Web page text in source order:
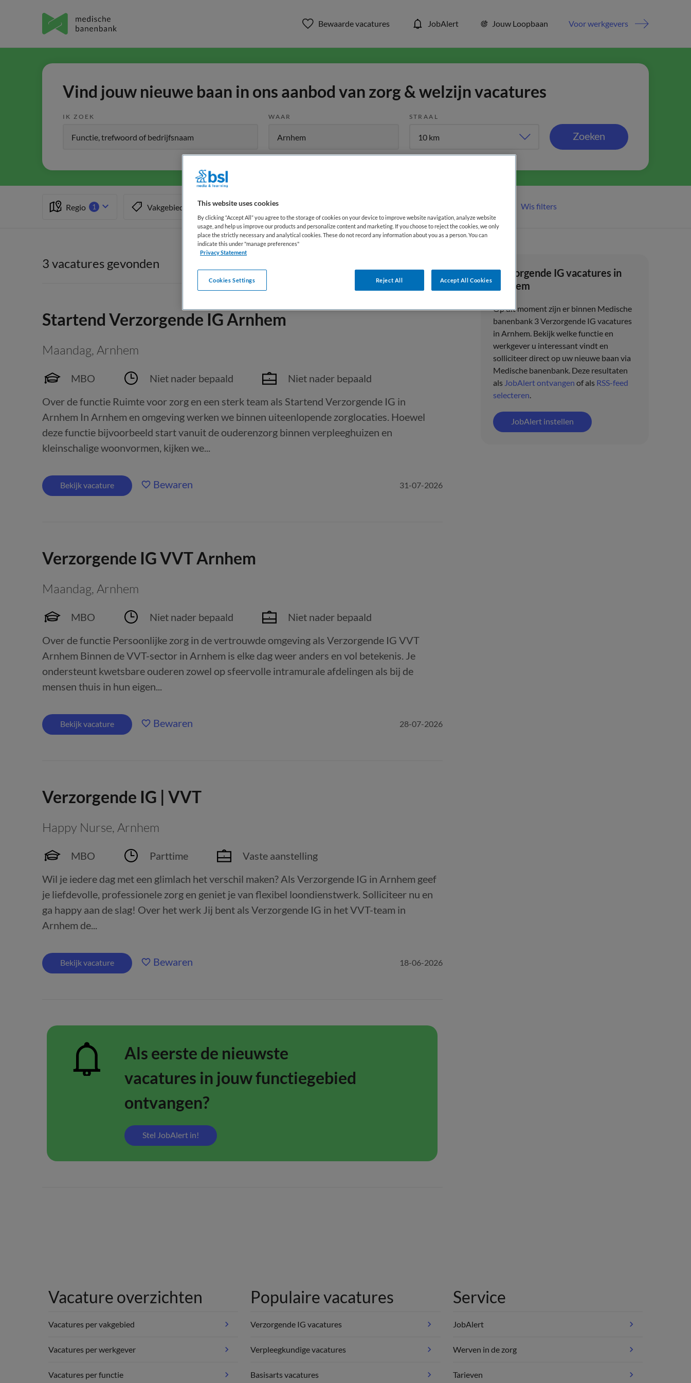
Bewaarde vacatures JobAlert Jouw Loopbaan Voor werkgevers
Vind jouw nieuwe baan in ons aanbod van zorg & welzijn vacatures
IK ZOEK WAAR STRAAL
Zoeken
Regio 1 Vakgebied Functiegebied Wis filters
Verzorgende IG vacatures in
Arnhem
Op dit moment zijn er binnen Medische
banenbank 3 Verzorgende IG vacatures
in Arnhem. Bekijk welke functie en
werkgever u interessant vindt en
solliciteer direct op uw nieuwe baan via
Medische banenbank. Deze resultaten
als JobAlert ontvangen of als RSS-feed
selecteren.
JobAlert instellen
3 vacatures gevonden
Startend Verzorgende IG Arnhem
Maandag, Arnhem
MBO Niet nader bepaald
Niet nader bepaald
Over de functie Ruimte voor zorg en een sterk team als Startend Verzorgende IG in
Arnhem In Arnhem en omgeving werken we binnen uiteenlopende zorglocaties. Hoewel
deze functie bijvoorbeeld start vanuit de ouderenzorg binnen verpleeghuizen en
kleinschalige woonvormen, kijken we...
Bekijk vacature Bewaren 31-07-2026
Verzorgende IG VVT Arnhem
Maandag, Arnhem
MBO Niet nader bepaald
Niet nader bepaald
Over de functie Persoonlijke zorg in de vertrouwde omgeving als Verzorgende IG VVT
Arnhem Binnen de VVT-sector in Arnhem is elke dag weer anders en vol betekenis. Je
ondersteunt kwetsbare ouderen zowel op sfeervolle intramurale afdelingen als bij de
mensen thuis in hun eigen...
Bekijk vacature Bewaren 28-07-2026
Verzorgende IG | VVT
Happy Nurse, Arnhem
MBO Parttime
Vaste aanstelling
Wil je iedere dag met een glimlach het verschil maken? Als Verzorgende IG in Arnhem geef
je liefdevolle, professionele zorg en geniet je van flexibel loondienstwerk. Solliciteer nu en
ga happy aan de slag! Over het werk Jij bent als Verzorgende IG in het VVT-team in
Arnhem de...
Bekijk vacature Bewaren 18-06-2026
Als eerste de nieuwste
vacatures in jouw functiegebied
ontvangen?
Stel JobAlert in!
Vacature overzichten
Vacatures per vakgebied
Vacatures per werkgever
Vacatures per functie
Populaire vacatures
Verzorgende IG vacatures
Verpleegkundige vacatures
Basisarts vacatures
Service
JobAlert
Werven in de zorg
Tarieven
This website uses cookies
By clicking “Accept All” you agree to the storage of cookies on your device to improve website navigation, analyze website
usage, and help us improve our products and personalize content and marketing. If you choose to reject the cookies, we only
place the strictly necessary and analytical cookies. These do not record any information about you as a person. You can
indicate this under "manage preferences"
Privacy Statement
Reject All Accept All Cookies
Cookies Settings